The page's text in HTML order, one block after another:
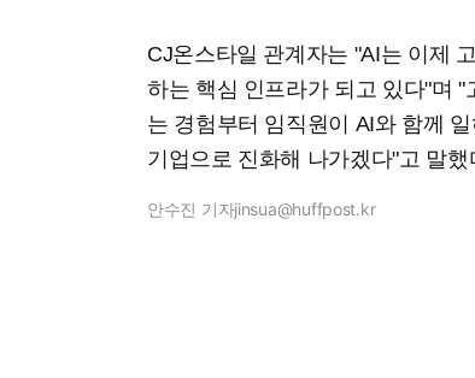
CJ온스타일 관계자는 "AI는 이제
하는 핵심 인프라가 되고 있다"며
는 경험부터 임직원이 AI와 함께
기업으로 진화해 나가겠다"고 말했
안수진 기자jinsua@huffpost.kr